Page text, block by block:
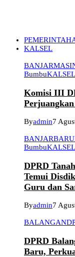
KALSEL
BumbuKALSEL
Komisi III
Byadmin7
BANJARBARU
BumbuKALSEL
DPRD
Temui
Guru dan
Byadmin7
BALANGAN
DPRD
Baru,